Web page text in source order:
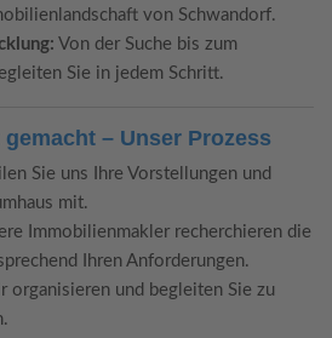
von Schwandorf.
Von der Suche bis zum
Sie in jedem Schritt.
– Unser Prozess
Sie uns Ihre Vorstellungen und
mit.
Immobilienmakler recherchieren die
Ihren Anforderungen.
organisieren und begleiten Sie zu